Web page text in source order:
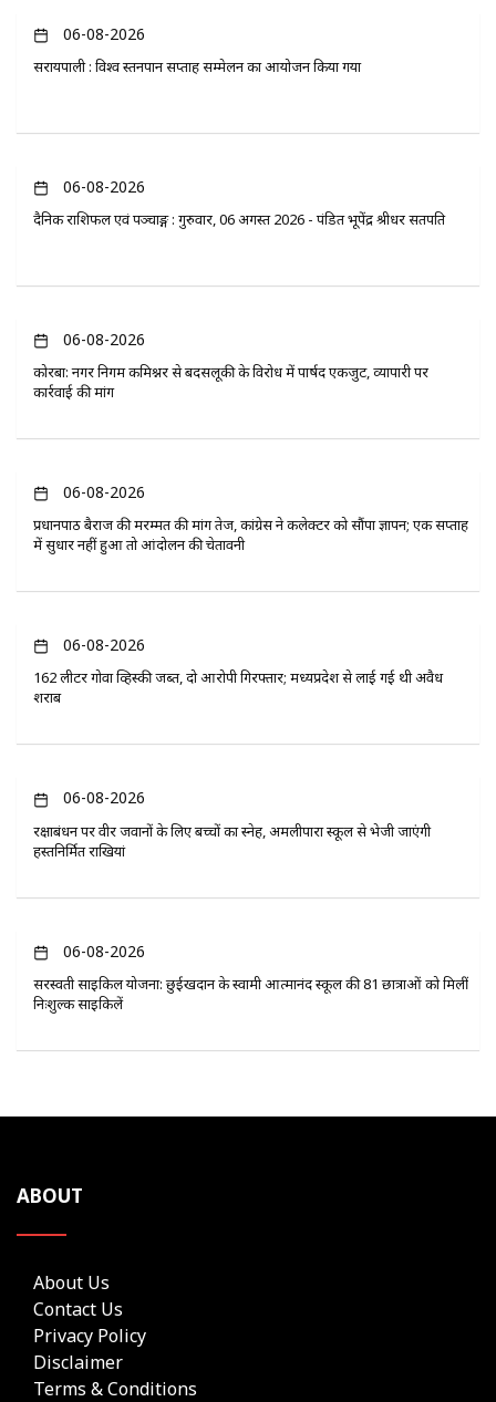
06-08-2026
सरायपाली : विश्व स्तनपान सप्ताह सम्मेलन का आयोजन किया गया
06-08-2026
दैनिक राशिफल एवं पञ्चाङ्ग : गुरुवार, 06 अगस्त 2026 - पंडित भूपेंद्र श्रीधर सतपति
06-08-2026
कोरबा: नगर निगम कमिश्नर से बदसलूकी के विरोध में पार्षद एकजुट, व्यापारी पर
कार्रवाई की मांग
06-08-2026
प्रधानपाठ बैराज की मरम्मत की मांग तेज, कांग्रेस ने कलेक्टर को सौंपा ज्ञापन; एक सप्ताह
में सुधार नहीं हुआ तो आंदोलन की चेतावनी
06-08-2026
162 लीटर गोवा व्हिस्की जब्त, दो आरोपी गिरफ्तार; मध्यप्रदेश से लाई गई थी अवैध
शराब
06-08-2026
रक्षाबंधन पर वीर जवानों के लिए बच्चों का स्नेह, अमलीपारा स्कूल से भेजी जाएंगी
हस्तनिर्मित राखियां
06-08-2026
सरस्वती साइकिल योजना: छुईखदान के स्वामी आत्मानंद स्कूल की 81 छात्राओं को मिलीं
निःशुल्क साइकिलें
ABOUT
About Us
Contact Us
Privacy Policy
Disclaimer
Terms & Conditions